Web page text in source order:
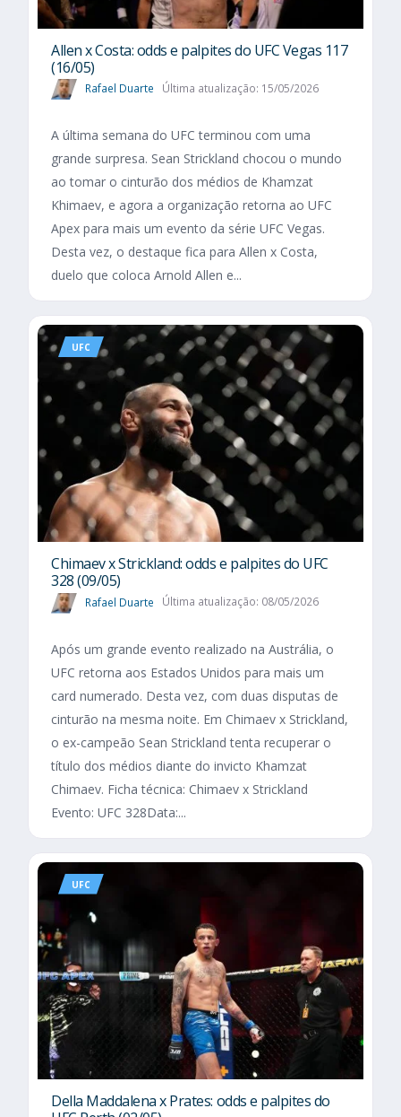
Allen x Costa: odds e palpites do UFC Vegas 117
(16/05)
Rafael Duarte Última atualização: 15/05/2026
A última semana do UFC terminou com uma
grande surpresa. Sean Strickland chocou o mundo
ao tomar o cinturão dos médios de Khamzat
Khimaev, e agora a organização retorna ao UFC
Apex para mais um evento da série UFC Vegas.
Desta vez, o destaque fica para Allen x Costa,
duelo que coloca Arnold Allen e...
UFC
Chimaev x Strickland: odds e palpites do UFC
328 (09/05)
Rafael Duarte Última atualização: 08/05/2026
Após um grande evento realizado na Austrália, o
UFC retorna aos Estados Unidos para mais um
card numerado. Desta vez, com duas disputas de
cinturão na mesma noite. Em Chimaev x Strickland,
o ex-campeão Sean Strickland tenta recuperar o
título dos médios diante do invicto Khamzat
Chimaev. Ficha técnica: Chimaev x Strickland
Evento: UFC 328Data:...
UFC
Della Maddalena x Prates: odds e palpites do